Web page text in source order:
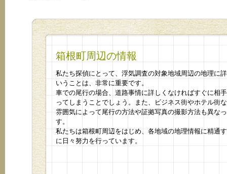
箱根町周辺の情報
私たち探偵にとって、浮気調査の対象地域周辺の地理に
いうことは、非常に重要です。
車での尾行の場合、道路事情に詳しくなければすぐに相
ってしまうことでしょう。また、ビジネス街やホテル街
雰囲気によって尾行の方法や証拠写真の撮影方法も異な
す。
私たちは箱根町周辺をはじめ、各地域の地理情報に精通
に日々努力を行っています。